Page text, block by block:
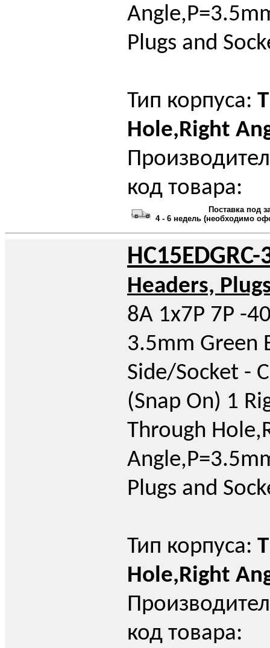
Plugs and
Тип корпуса:
Hole,Right
код товара:
Поставка под
4 - 6 недель (необходимо
Headers,
8A 1x7P 7P -
3.5mm Green
Side/Socket -
(Snap On) 1
Through
Plugs and
Тип корпуса:
Hole,Right
код товара: